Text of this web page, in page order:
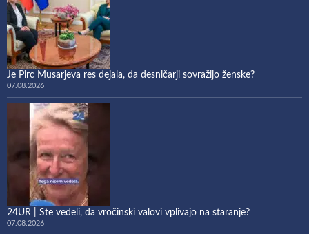
Je Pirc Musarjeva res dejala, da desničarji sovražijo ženske?
07.08.2026
24UR | Ste vedeli, da vročinski valovi vplivajo na staranje?
07.08.2026